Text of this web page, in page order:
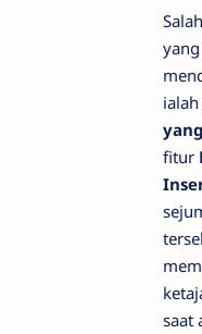
ialah
fitur
saat